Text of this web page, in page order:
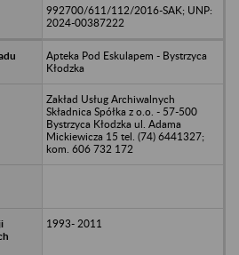
992700/611/112/2016-SAK; UNP:
2024-00387222
Apteka Pod Eskulapem - Bystrzyca
Kłodzka
Zakład Usług Archiwalnych
Składnica Spółka z o.o. - 57-500
Bystrzyca Kłodzka ul. Adama
Mickiewicza 15 tel. (74) 6441327;
kom. 606 732 172
1993- 2011